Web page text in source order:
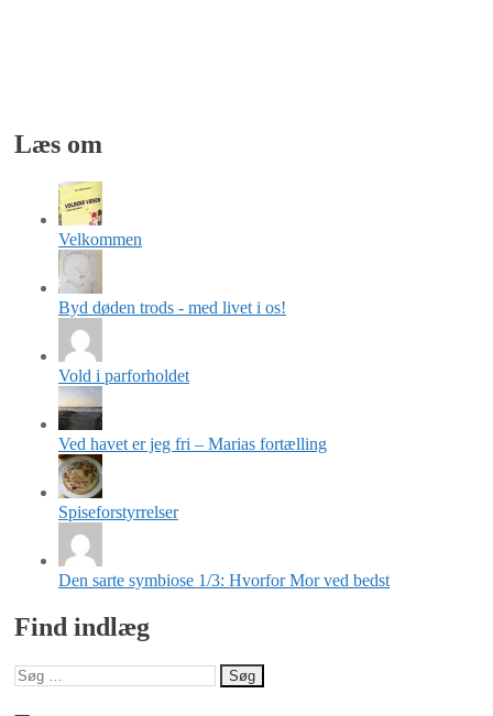
Læs om
Velkommen
Byd døden trods - med livet i os!
Vold i parforholdet
Ved havet er jeg fri – Marias fortælling
Spiseforstyrrelser
Den sarte symbiose 1/3: Hvorfor Mor ved bedst
Find indlæg
Søg
efter: